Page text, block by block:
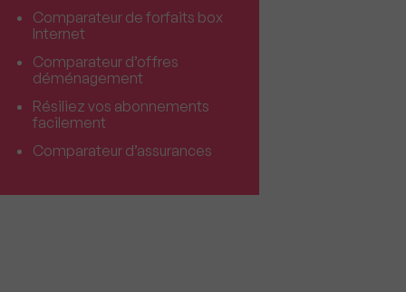
Comparateur de forfaits box
Internet
Comparateur d’offres
déménagement
Résiliez vos abonnements
facilement
Comparateur d’assurances